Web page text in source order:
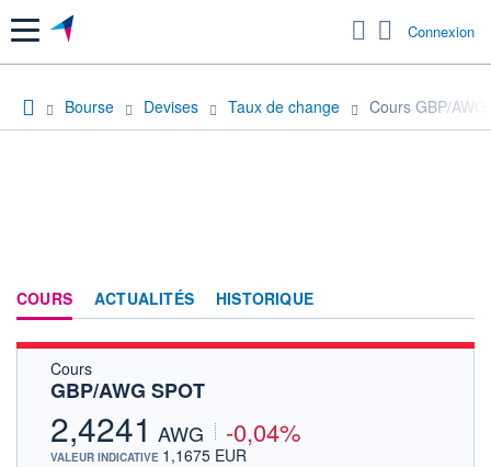
Menu Connexion
Bourse Devises Taux de change Cours GBP/AWG
COURS ACTUALITÉS HISTORIQUE
Cours
GBP/AWG SPOT
2,4241 AWG -0,04%
VALEUR INDICATIVE 1,1675 EUR